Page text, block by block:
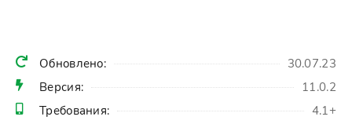
Обновлено:
30.07.23
Версия:
11.0.2
Требования:
4.1+